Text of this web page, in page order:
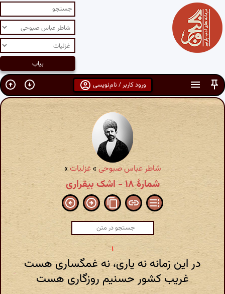
ورود کاربر / نام‌نویسی
شاطر عباس صبوحی»غزلیات»
شمارهٔ ۱۸ - اشک بیقراری
در این زمانه نه یاری، نه غمگساری هست
غریب کشور حسنیم روزگاری هست